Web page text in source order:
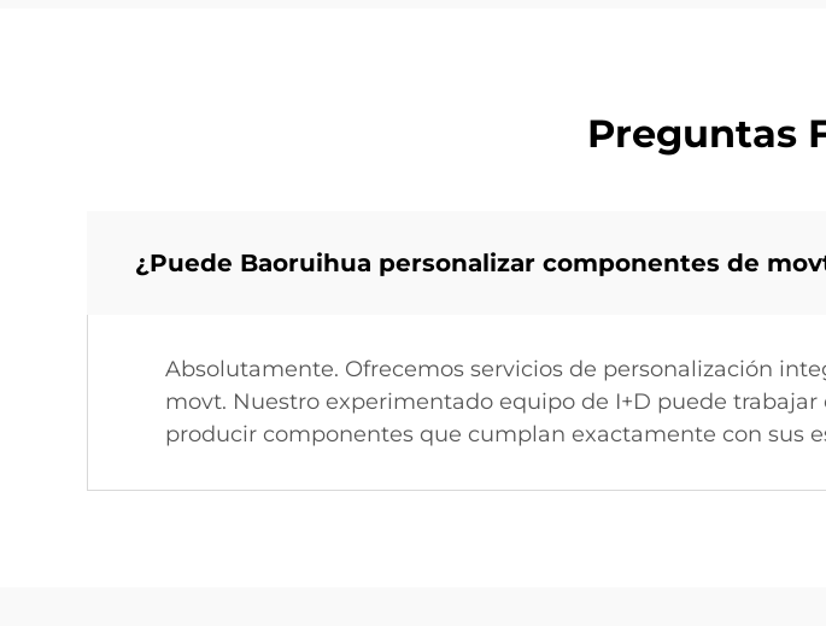
Preguntas
¿Puede Baoruihua personalizar componentes de
Absolutamente. Ofrecemos servicios de personalización
movt. Nuestro experimentado equipo de I+D puede
producir componentes que cumplan exactamente con sus